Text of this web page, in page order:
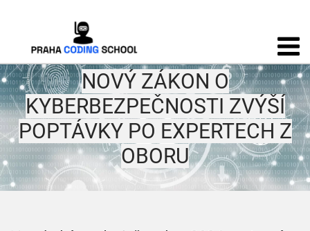
NOVÝ ZÁKON O
KYBERBEZPEČNOSTI ZVÝŠÍ
POPTÁVKY PO EXPERTECH Z
OBORU